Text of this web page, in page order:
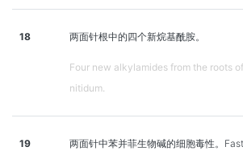
18 两面针根中的四个新烷基酰胺。
Four new alkylamides from the roots
nitidum.
19
两面针中苯并菲生物碱的细胞毒性。